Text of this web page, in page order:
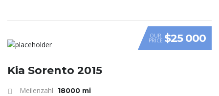
OUR
PRICE $25 000
Kia Sorento 2015
Meilenzahl 18000 mi